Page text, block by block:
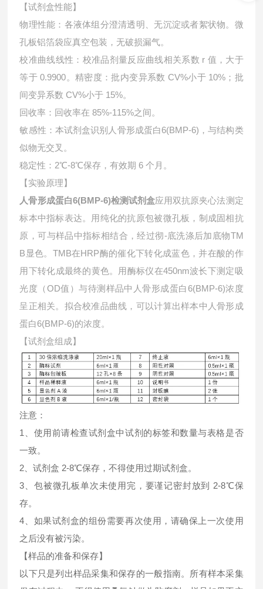
【试剂盒性能】
物理性能：各液体组分澄清透明、无沉淀或者絮状物。微
孔板铝箔袋应真空包装，无破损漏气。
校准曲线线性：校准品剂量反应曲线相关系数 r 值，大于
等于 0.9900。精密度：批内变异系数 CV%小于 10%；批
间变异系数 CV%小于 15%。
回收率：回收率在 85%-115%之间。
敏感性：本试剂盒识别人骨形成蛋白6(BMP-6)，与结构类
似物无交叉。
稳定性：2℃-8℃保存，有效期 6 个月。
【实验原理】
人骨形成蛋白6(BMP-6)检测试剂盒应用双抗原夹心法测定
标本中指标表达。用纯化的抗原包被微孔板，制成固相抗
原，可与样品中指标相结合，经过彻-底洗涤后加底物TM
B显色。TMB在HRP酶的催化下转化成蓝色，并在酸的作
用下转化成最终的黄色。用酶标仪在450nm波长下测定吸
光度（OD值）与待测样品中 人骨形成蛋白6(BMP-6)浓度
呈正相关。拟合校准品曲线，可以计算出样本中 人骨形成
蛋白6(BMP-6)的浓度。
【试剂盒组成】
注意：
1、使用前请检查试剂盒中试剂的标签和数量与表格是否
一致。
2、试剂盒 2-8℃保存，不得使用过期试剂盒。
3、包被微孔板单次未使用完，要谨记密封放到 2-8℃保
存。
4、如果试剂盒的组份需要再次使用，请确保上一次使用
之后没有被污染。
【样品的准备和保存】
以下只是列出样品采集和保存的一般指南。所有样本采集